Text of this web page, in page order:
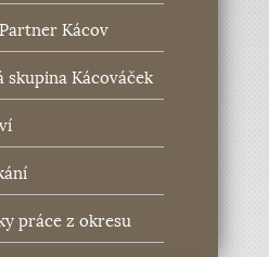
Kácov
skupina Kácováček
práce z okresu